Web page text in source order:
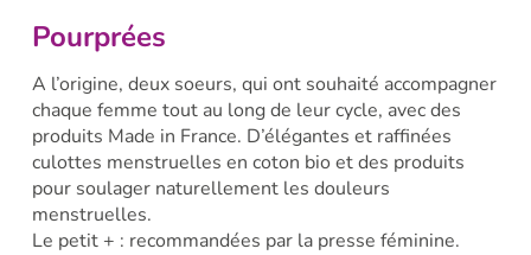
Pourprées
A l’origine, deux soeurs, qui ont souhaité accompagner
chaque femme tout au long de leur cycle, avec des
produits Made in France. D’élégantes et raffinées
culottes menstruelles en coton bio et des produits
pour soulager naturellement les douleurs
menstruelles.
Le petit + : recommandées par la presse féminine.